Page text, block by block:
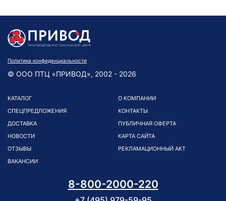
Политика конфеденциальности
© ООО ПТЦ «ПРИВОД», 2002 - 2026
КАТАЛОГ
СПЕЦПРЕДЛОЖЕНИЯ
ДОСТАВКА
НОВОСТИ
ОТЗЫВЫ
ВАКАНСИИ
О КОМПАНИИ
КОНТАКТЫ
ПУБЛИЧНАЯ ОФЕРТА
КАРТА САЙТА
РЕКЛАМАЦИОННЫЙ АКТ
8-800-2000-220